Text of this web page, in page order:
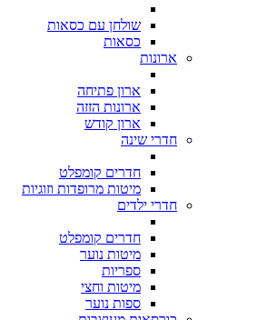
שולחן עם כסאות
כסאות
ארונות
ארון פתיחה
ארונות הזזה
ארון קודש
חדרי שינה
חדרים קומפלט
מיטות מרופדות וזוגיות
חדרי ילדים
חדרים קומפלט
מיטות נוער
ספריות
מיטות וחצי
ספות נוער